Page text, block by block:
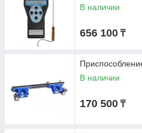
В наличии
656 100 ₸
В наличии
170 500 ₸